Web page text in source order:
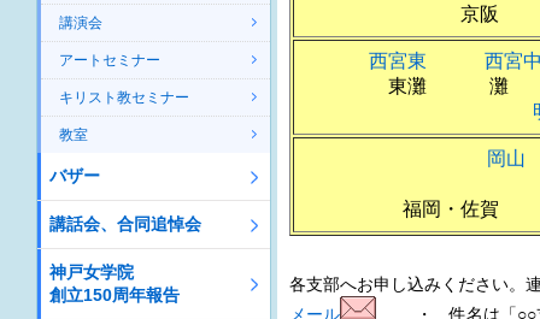
京阪
西宮東
西宮
東灘 灘 生
岡山
福岡・佐
各支部へお申し込みください。
メール
・ 件名は「○○支
講演会
アートセミナー
キリスト教セミナー
教室
バザー
講話会、合同追悼会
神戸女学院
創立150周年報告